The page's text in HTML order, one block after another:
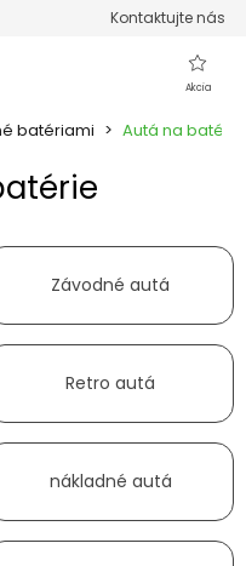
Kontaktujte nás
Akcia
batériami > Autá na batérie
Závodné autá
Retro autá
nákladné autá